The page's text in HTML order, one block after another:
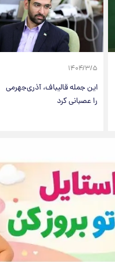
۱۴۰۴/۳/۵
این جمله قالیباف، آذری‌جهرمی
را عصبانی کرد